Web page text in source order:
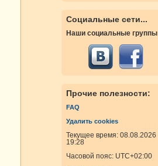
Социальные сети...
Наши социальные группы
Прочие полезности:
FAQ
Удалить cookies
Текущее время: 08.08.2026
19:28
Часовой пояс: UTC+02:00